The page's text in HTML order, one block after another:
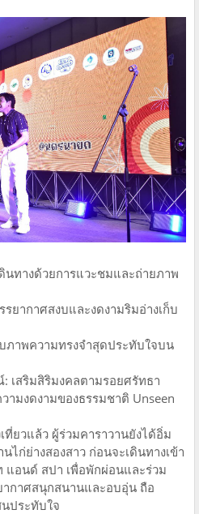
นทางด้วยการแวะชมและถ่ายภาพ
ยากาศสงบและงดงามริมอ่างเก็บ
ภาพความทรงจำสุดประทับใจบน
เสริมสิริมงคลตามรอยศรัทธา
ามงดงามของธรรมชาติ Unseen
ยวแล้ว ผู้ร่วมคาราวานยังได้อิ่ม
ไก่ย่างสองสาว ก่อนจะเดินทางเข้า
อนด์ สปา เพื่อพักผ่อนและร่วม
ากาศสนุกสนานและอบอุ่น ถือ
ประทับใจ